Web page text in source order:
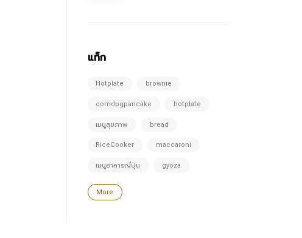
แท็ก
Hotplate brownie
corndogpancake hotplate
เมนูสุขภาพ bread
RiceCooker maccaroni
เมนูอาหารญี่ปุ่น gyoza
More